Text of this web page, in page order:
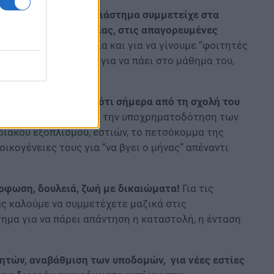
το προηγούμενο διάστημα συμμετείχε στα
και της τρομοκρατίας, στις απαγορευμένες
αστυνομία και για να γίνουμε “φοιτητές
“ρόμποκοπ” για να πάει στο μάθημα του,
το αυτονόητο: ότι σήμερα από τη σχολή του
αντιμετωπίζει την υποχρηματοδότηση των
εξοπλισμού, εστιών, το πετσόκομμα της
τους για “να βγει ο μήνας” απέναντι
δουλειά, ζωή με δικαιώματα! Για τις
καλούμε να συμμετέχετε μαζικά στις
για να πάρει απάντηση η καταστολή, η ένταση
αναβάθμιση των υποδομών, για νέες εστίες